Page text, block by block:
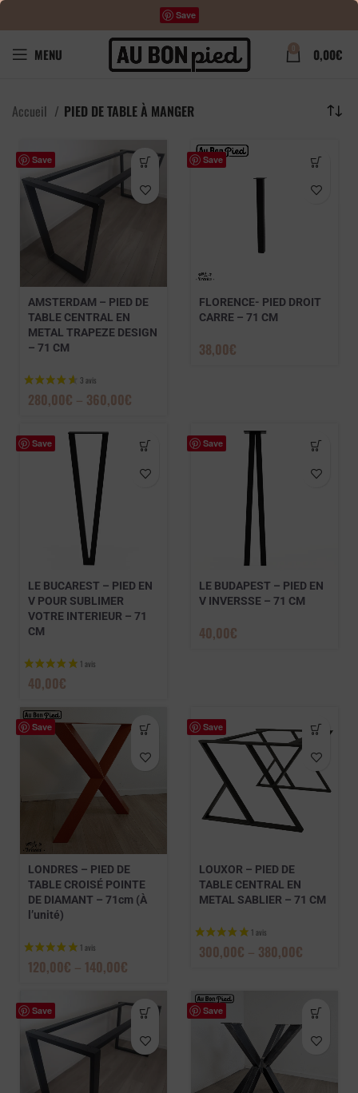
Save
MENU 0 0,00€
Accueil PIED DE TABLE À MANGER
Save
AMSTERDAM – PIED DE
TABLE CENTRAL EN
METAL TRAPEZE DESIGN
– 71 CM
3 avis
280,00€ – 360,00€
Save
FLORENCE- PIED DROIT
CARRE – 71 CM
38,00€
Save
LE BUCAREST – PIED EN
V POUR SUBLIMER
VOTRE INTERIEUR – 71
CM
40,00€
Save
LE BUDAPEST – PIED EN
V INVERSSE – 71 CM
40,00€
Save
LONDRES – PIED DE
TABLE CROISÉ POINTE
DE DIAMANT – 71cm (À
l’unité)
120,00€ – 140,00€
Save
LOUXOR – PIED DE
TABLE CENTRAL EN
METAL SABLIER – 71 CM
300,00€ – 380,00€
Save Save